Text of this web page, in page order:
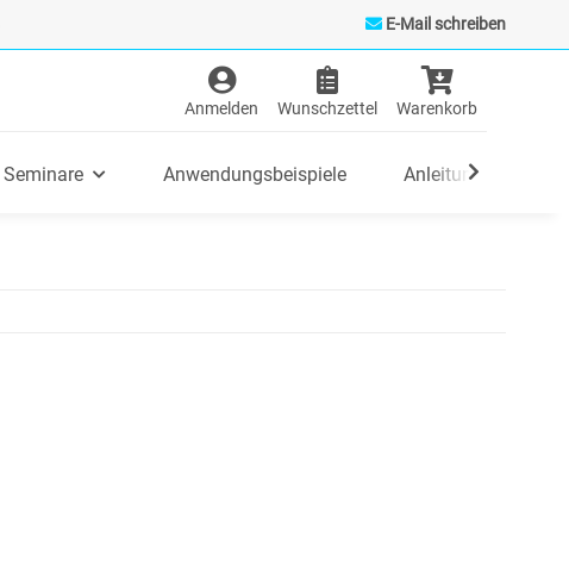
E-Mail schreiben
Seminare Anwendungsbeispiele Anleitungen/FAQ